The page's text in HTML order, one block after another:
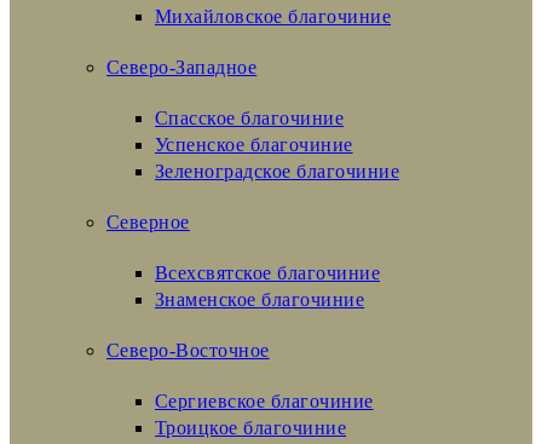
Михайловское благочиние
Северо-Западное
Спасское благочиние
Успенское благочиние
Зеленоградское благочиние
Северное
Всехсвятское благочиние
Знаменское благочиние
Северо-Восточное
Сергиевское благочиние
Троицкое благочиние